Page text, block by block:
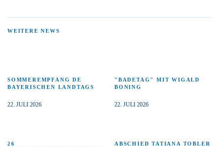
WEITERE NEWS
SOMMEREMPFANG DE
BAYERISCHEN LANDTAGS
22. JULI 2026
"BADETAG" MIT WIGALD
BONING
22. JULI 2026
26
ABSCHIED TATIANA TOBLER